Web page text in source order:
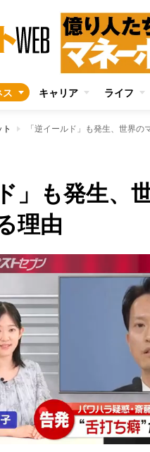
ス キャリア ライフ
「逆イールド」も発生、世界
」も発生、
理由